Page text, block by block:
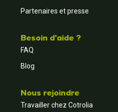
Partenaires et presse
Besoin d'aide ?
FAQ
Blog
Nous rejoindre
Travailler chez Cotrolia